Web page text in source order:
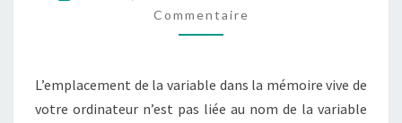
MONTRANT
L’EMPLACEMENT
LA
VALEUR
Commentaire
L’emplacement de la variable dans la mémoire vive de
votre ordinateur n’est pas liée au nom de la variable